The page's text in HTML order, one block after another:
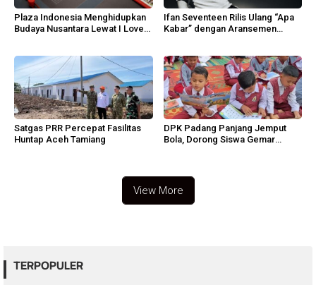
Plaza Indonesia Menghidupkan
Budaya Nusantara Lewat I Love
Ifan Seventeen Rilis Ulang “Apa
Kabar” dengan Aransemen
Satgas PRR Percepat Fasilitas
Huntap Aceh Tamiang
DPK Padang Panjang Jemput
Bola, Dorong Siswa Gemar
View More
TERPOPULER